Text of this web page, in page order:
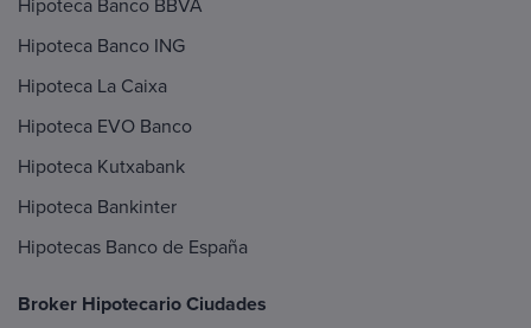
Hipoteca Banco ING
Hipoteca La Caixa
Hipoteca EVO Banco
Hipoteca Kutxabank
Hipoteca Bankinter
Hipotecas Banco de España
Broker Hipotecario Ciudades